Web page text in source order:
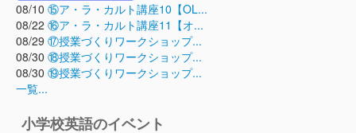
08/10 ⑮ア・ラ・カルト講座10【OL...
08/22 ⑯ア・ラ・カルト講座11【オ...
08/29 ⑰授業づくりワークショップ...
08/30 ⑱授業づくりワークショップ...
08/30 ⑲授業づくりワークショップ...
一覧...
小学校英語のイベント